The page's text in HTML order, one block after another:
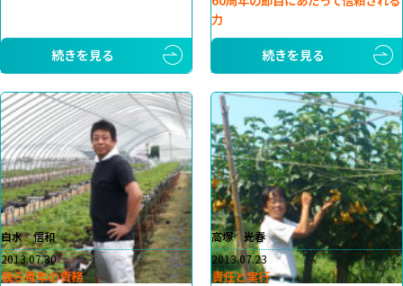
続きを見る
力
続きを見る
白水 信和
2013.07.30
我ら青年の責務
高塚 光春
2013.07.23
責任と実行